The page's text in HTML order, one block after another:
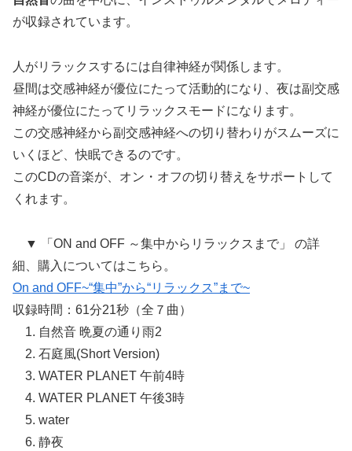
が収録されています。
人がリラックスするには自律神経が関係します。
昼間は交感神経が優位にたって活動的になり、夜は副交感
神経が優位にたってリラックスモードになります。
この交感神経から副交感神経への切り替わりがスムーズに
いくほど、快眠できるのです。
このCDの音楽が、オン・オフの切り替えをサポートして
くれます。
▼ 「ON and OFF ～集中からリラックスまで」 の詳
細、購入についてはこちら。
On and OFF~“集中”から“リラックス”まで~
収録時間：61分21秒（全７曲）
1. 自然音 晩夏の通り雨2
2. 石庭風(Short Version)
3. WATER PLANET 午前4時
4. WATER PLANET 午後3時
5. water
6. 静夜